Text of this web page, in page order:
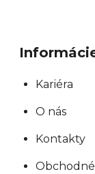
Kariéra
O nás
Kontakty